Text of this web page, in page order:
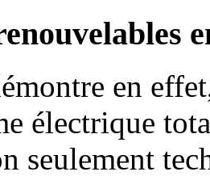
en
électrique
seulement